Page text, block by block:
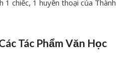
1 chiếc, 1 huyền thoại của Thành
Tác Phẩm Văn Học